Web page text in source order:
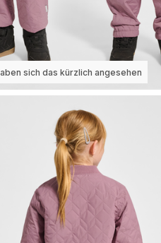
sich das kürzlich angesehen